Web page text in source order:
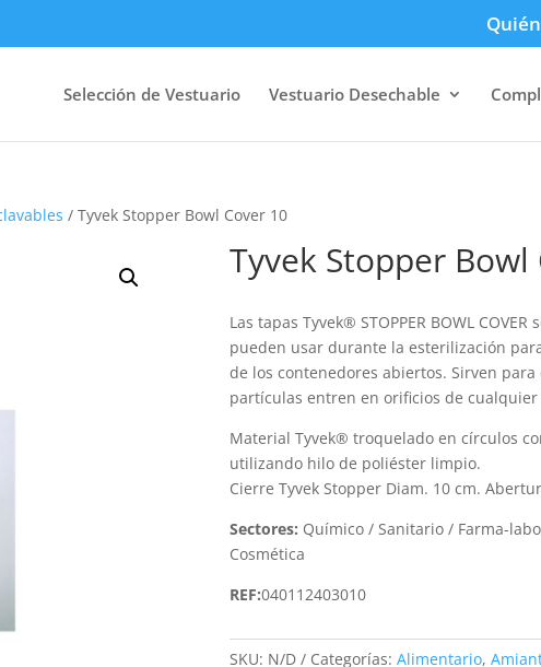
Selección de Vestuario Vestuario Desechable
/ Tyvek Stopper Bowl Cover 10
Tyvek Stopper Bowl
Las tapas Tyvek® STOPPER BOWL
pueden usar durante la esterilización
de los contenedores abiertos. Sirven
partículas entren en orificios de cualquier
Material Tyvek® troquelado en círculos
utilizando hilo de poliéster limpio.
Cierre Tyvek Stopper Diam. 10 cm.
Sectores: Químico / Sanitario / Farma-
Cosmética
REF:040112403010
SKU: N/D Categorías: Alimentario,